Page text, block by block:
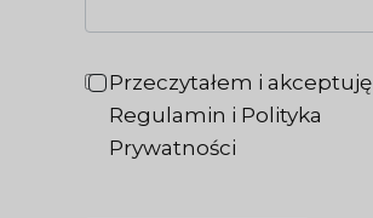
Przeczytałem i akceptuję
Regulamin i Polityka
Prywatności